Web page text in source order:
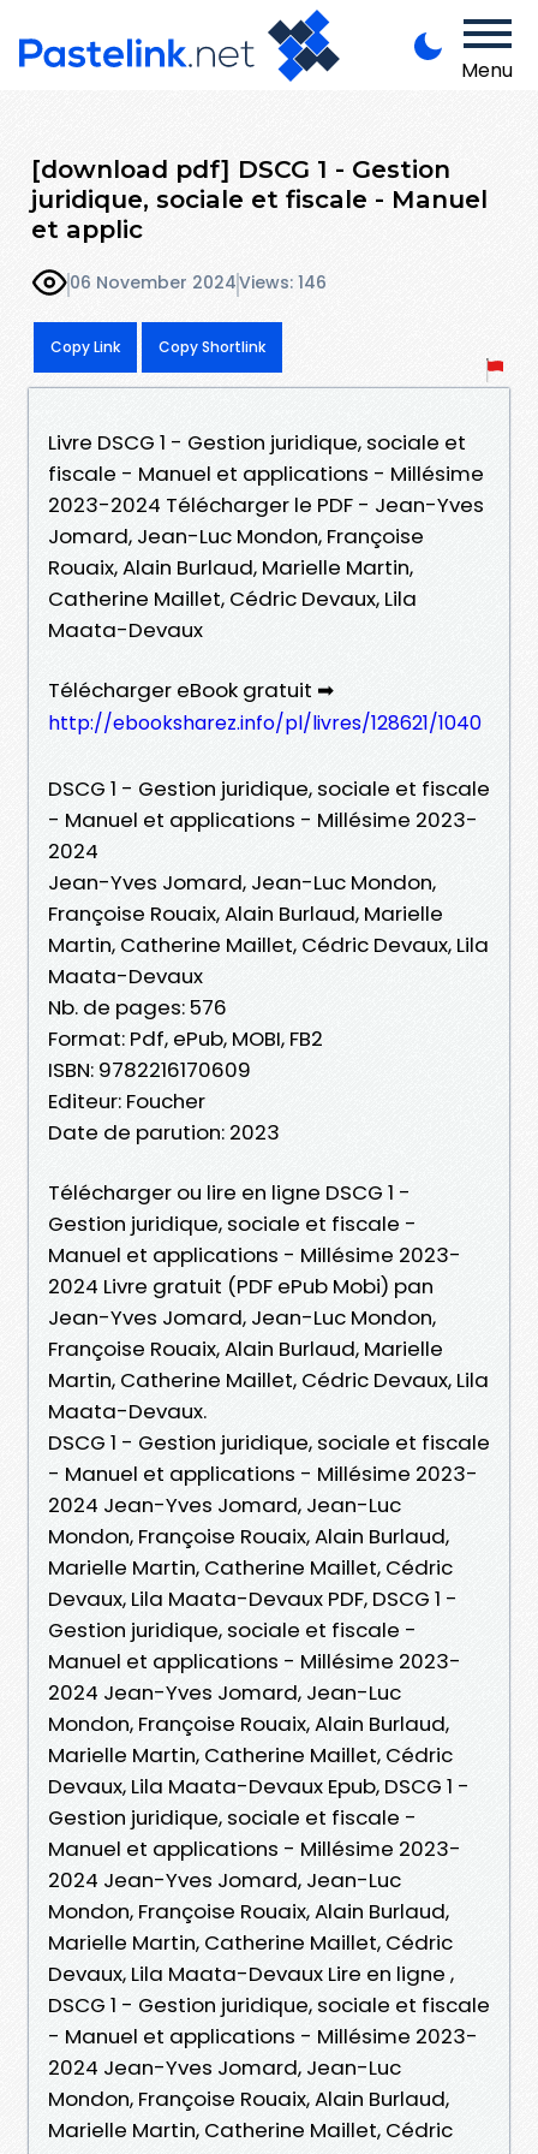
Menu
[download pdf] DSCG 1 - Gestion
juridique, sociale et fiscale - Manuel
et applic
06 November 2024Views: 146
Copy Link Copy Shortlink
Livre DSCG 1 - Gestion juridique, sociale et
fiscale - Manuel et applications - Millésime
2023-2024 Télécharger le PDF - Jean-Yves
Jomard, Jean-Luc Mondon, Françoise
Rouaix, Alain Burlaud, Marielle Martin,
Catherine Maillet, Cédric Devaux, Lila
Maata-Devaux
Télécharger eBook gratuit ➡
http://ebooksharez.info/pl/livres/128621/1040
DSCG 1 - Gestion juridique, sociale et fiscale
- Manuel et applications - Millésime 2023-
2024
Jean-Yves Jomard, Jean-Luc Mondon,
Françoise Rouaix, Alain Burlaud, Marielle
Martin, Catherine Maillet, Cédric Devaux, Lila
Maata-Devaux
Nb. de pages: 576
Format: Pdf, ePub, MOBI, FB2
ISBN: 9782216170609
Editeur: Foucher
Date de parution: 2023
Télécharger ou lire en ligne DSCG 1 -
Gestion juridique, sociale et fiscale -
Manuel et applications - Millésime 2023-
2024 Livre gratuit (PDF ePub Mobi) pan
Jean-Yves Jomard, Jean-Luc Mondon,
Françoise Rouaix, Alain Burlaud, Marielle
Martin, Catherine Maillet, Cédric Devaux, Lila
Maata-Devaux.
DSCG 1 - Gestion juridique, sociale et fiscale
- Manuel et applications - Millésime 2023-
2024 Jean-Yves Jomard, Jean-Luc
Mondon, Françoise Rouaix, Alain Burlaud,
Marielle Martin, Catherine Maillet, Cédric
Devaux, Lila Maata-Devaux PDF, DSCG 1 -
Gestion juridique, sociale et fiscale -
Manuel et applications - Millésime 2023-
2024 Jean-Yves Jomard, Jean-Luc
Mondon, Françoise Rouaix, Alain Burlaud,
Marielle Martin, Catherine Maillet, Cédric
Devaux, Lila Maata-Devaux Epub, DSCG 1 -
Gestion juridique, sociale et fiscale -
Manuel et applications - Millésime 2023-
2024 Jean-Yves Jomard, Jean-Luc
Mondon, Françoise Rouaix, Alain Burlaud,
Marielle Martin, Catherine Maillet, Cédric
Devaux, Lila Maata-Devaux Lire en ligne ,
DSCG 1 - Gestion juridique, sociale et fiscale
- Manuel et applications - Millésime 2023-
2024 Jean-Yves Jomard, Jean-Luc
Mondon, Françoise Rouaix, Alain Burlaud,
Marielle Martin, Catherine Maillet, Cédric